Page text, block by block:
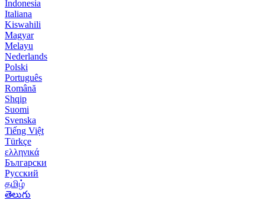
Indonesia
Italiana
Kiswahili
Magyar
Melayu
Nederlands
Polski
Português
Română
Shqip
Suomi
Svenska
Tiếng Việt
Türkçe
ελληνικά
Български
Русский
தமிழ்
తెలుగు